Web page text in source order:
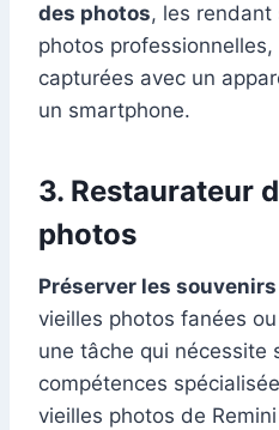
des photos, les rendant
photos
capturées avec un
un smartphone.
3. Restaurateur
photos
Préserver les
vieilles photos fanées
une tâche qui nécessite
compétences
vieilles photos de